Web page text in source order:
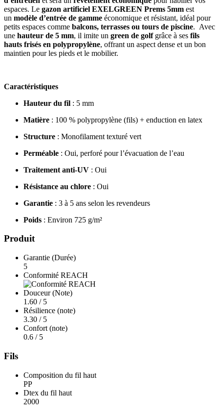
espaces. Le gazon artificiel EXELGREEN Prems 5mm est
un modèle d’entrée de gamme économique et résistant, idéal pour
petits espaces comme balcons, terrasses ou tours de piscine. Avec
une hauteur de 5 mm, il imite un green de golfgrâce à ses fils
hauts frisés en polypropylène, offrant un aspect dense et un bon
maintien pour les pieds et le mobilier.
Caractéristiques
Hauteur du fil : 5 mm
Matière : 100 % polypropylène (fils) + enduction en latex
Structure : Monofilament texturé vert
Perméable : Oui, perforé pour l’évacuation de l’eau
Traitement anti-UV : Oui
Résistance au chlore : Oui
Garantie : 3 à 5 ans selon les revendeurs
Poids : Environ 725 g/m²
Produit
Garantie (Durée)
5
Conformité REACH
Douceur (Note)
1.60 / 5
Résilience (note)
3.30 / 5
Confort (note)
0.6 / 5
Fils
Composition du fil haut
PP
Dtex du fil haut
2000